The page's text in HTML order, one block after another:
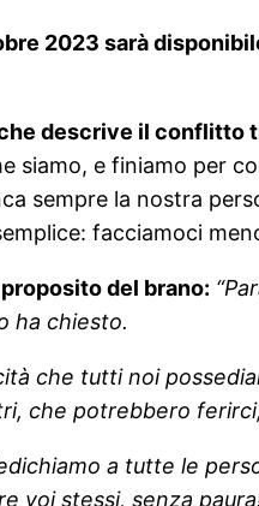
2023 sarà
che descrive il conflitto
siamo, e finiamo per
sempre la nostra
facciamoci
del brano:
ha chiesto.
che tutti noi
che potrebbero
a tutte le
voi stessi, senza